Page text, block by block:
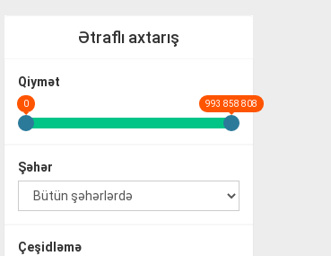
Ətraflı axtarış
Qiymət
0 993 858 808
Şəhər
Çeşidləmə